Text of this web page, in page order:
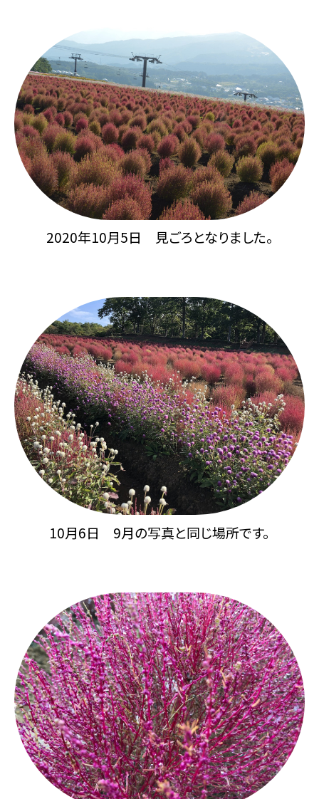
2020年10月5日 見ごろとなりました。
10月6日 9月の写真と同じ場所です。